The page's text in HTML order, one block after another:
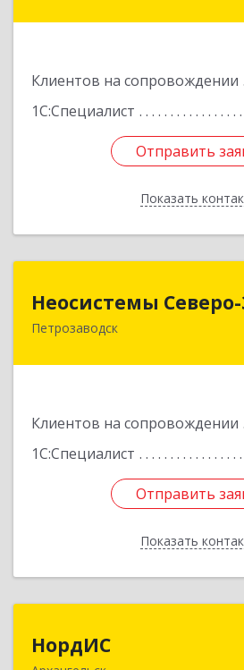
Клиентов на сопровождении
1С:Специалист
Отправить
Показать
Отправить
Назад
Неосистемы
Петрозаводск
Клиентов на сопровождении
1С:Специалист
Отправить
Показать
185001, Карелия
Отправить
Назад
НордИС